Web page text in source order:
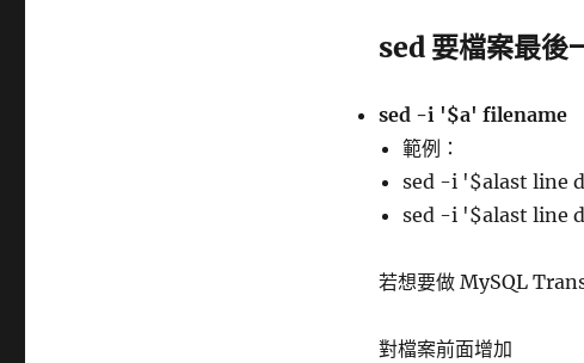
sed 要檔案最後
sed -i '$a' filename
範例：
sed -i '$alast line
sed -i '$alast line
若想要做 MySQL
對檔案前面增加